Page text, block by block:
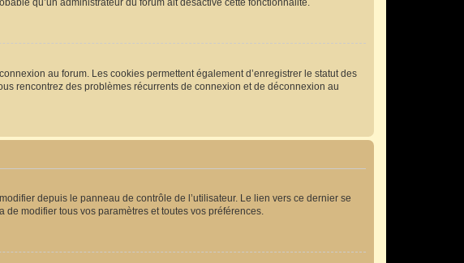
qu’un administrateur du forum ait désactivé cette fonctionnalité.
au forum. Les cookies permettent également d’enregistrer le statut des
rencontrez des problèmes récurrents de connexion et de déconnexion au
depuis le panneau de contrôle de l’utilisateur. Le lien vers ce dernier se
modifier tous vos paramètres et toutes vos préférences.